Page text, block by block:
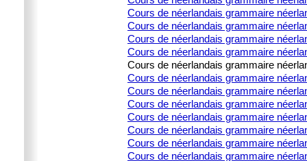
Cours de néerlandais grammaire
Cours de néerlandais grammaire
Cours de néerlandais grammaire
Cours de néerlandais grammaire
Cours de néerlandais grammaire
Cours de néerlandais grammaire
Cours de néerlandais grammaire
Cours de néerlandais grammaire
Cours de néerlandais grammaire
Cours de néerlandais grammaire
Cours de néerlandais grammaire
Cours de néerlandais grammaire